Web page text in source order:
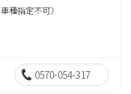
指定不可）
0570-054-317